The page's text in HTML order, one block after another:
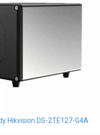
Hikvision DS-2TE127-G4A